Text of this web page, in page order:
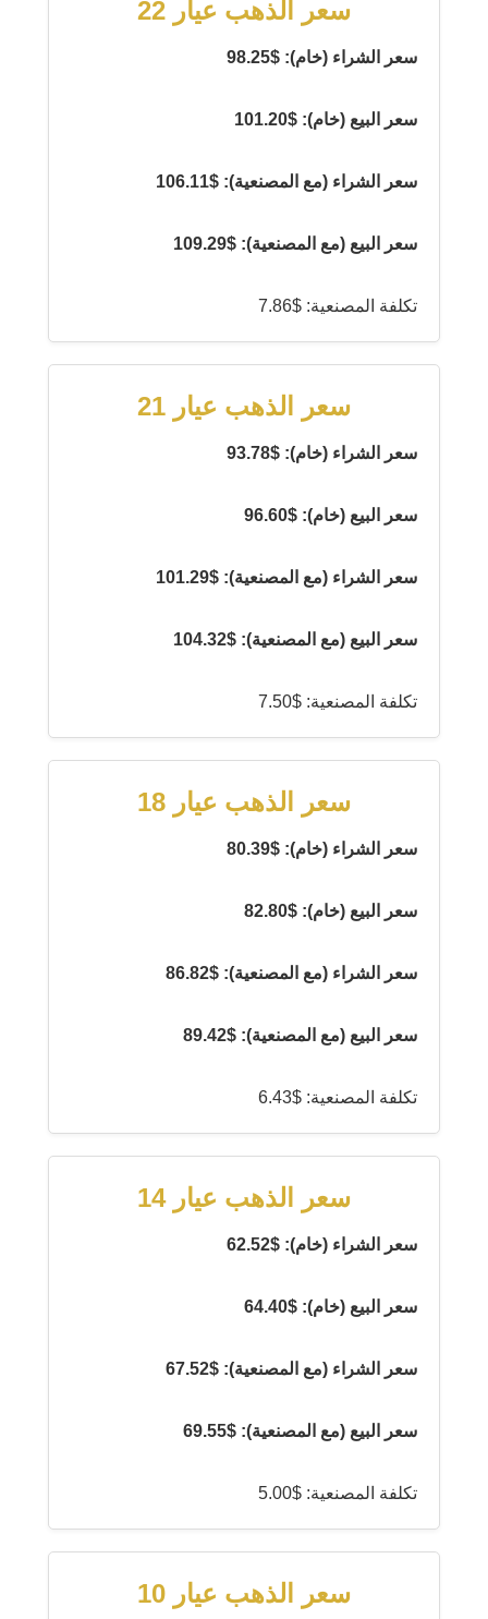
سعر الذهب عيار 22
سعر الشراء (خام): $98.25
سعر البيع (خام): $101.20
سعر الشراء (مع المصنعية): $106.11
سعر البيع (مع المصنعية): $109.29
تكلفة المصنعية: $7.86
سعر الذهب عيار 21
سعر الشراء (خام): $93.78
سعر البيع (خام): $96.60
سعر الشراء (مع المصنعية): $101.29
سعر البيع (مع المصنعية): $104.32
تكلفة المصنعية: $7.50
سعر الذهب عيار 18
سعر الشراء (خام): $80.39
سعر البيع (خام): $82.80
سعر الشراء (مع المصنعية): $86.82
سعر البيع (مع المصنعية): $89.42
تكلفة المصنعية: $6.43
سعر الذهب عيار 14
سعر الشراء (خام): $62.52
سعر البيع (خام): $64.40
سعر الشراء (مع المصنعية): $67.52
سعر البيع (مع المصنعية): $69.55
تكلفة المصنعية: $5.00
سعر الذهب عيار 10